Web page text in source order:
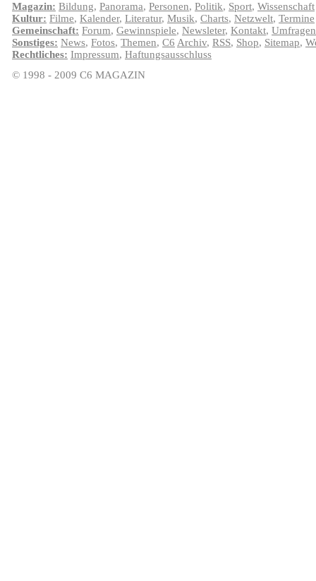
Magazin: Bildung, Panorama, Personen, Politik, Sport, Wissenschaft
Kultur: Filme, Kalender, Literatur, Musik, Charts, Netzwelt, Termine
Gemeinschaft: Forum, Gewinnspiele, Newsleter, Kontakt, Umfragen
Sonstiges: News, Fotos, Themen, C6 Archiv, RSS, Shop, Sitemap,
Rechtliches: Impressum, Haftungsausschluss
© 1998 - 2009 C6 MAGAZIN